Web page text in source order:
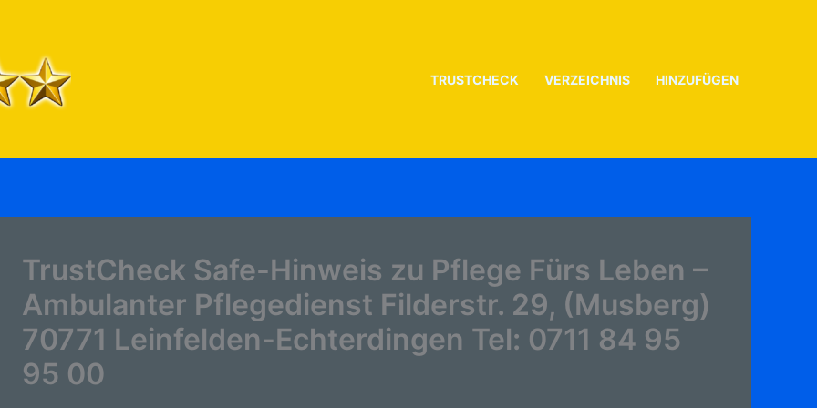
TRUSTCHECK VERZEICHNIS HINZUFÜGEN
TrustCheck Safe-Hinweis zu Pflege Fürs Leben –
Ambulanter Pflegedienst Filderstr. 29, (Musberg)
70771 Leinfelden-Echterdingen Tel: 0711 84 95
95 00